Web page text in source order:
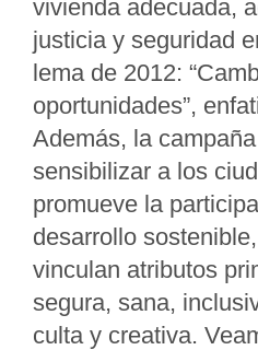
vivienda adecuada,
justicia y seguridad
lema de 2012:
oportunidades”,
Además, la
sensibilizar a los
promueve la
desarrollo
vinculan atributos
segura, sana,
culta y creativa.